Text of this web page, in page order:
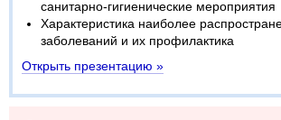
санитарно-гигиенические мероприятия
Характеристика наиболее
заболеваний и их профилактика
Открыть презентацию »